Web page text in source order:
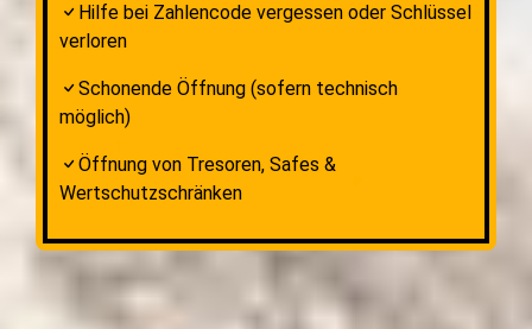
Hilfe bei Zahlencode vergessen oder Schlüssel
verloren
Schonende Öffnung (sofern technisch
möglich)
Öffnung von Tresoren, Safes &
Wertschutzschränken